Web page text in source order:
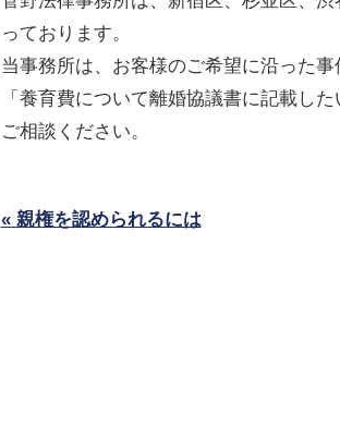
っております。
当事務所は、お客様のご希望に沿った
「養育費について離婚協議書に記載し
ご相談ください。
« 親権を認められるには